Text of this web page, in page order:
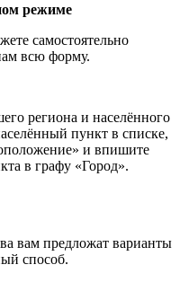
режиме
самостоятельно
всю форму.
региона и населённого
пункт в списке,
и впишите
в графу «Город».
вам предложат варианты
способ.